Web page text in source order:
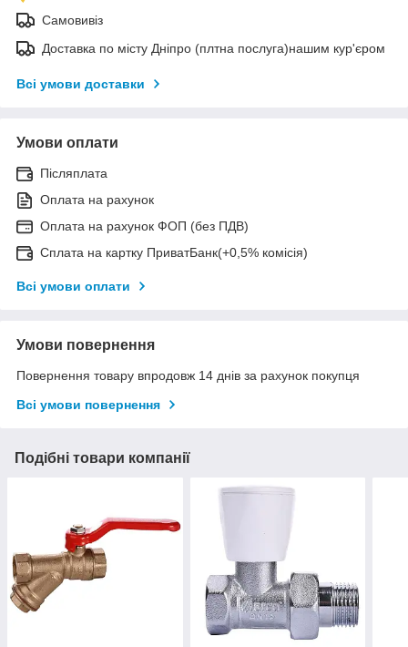
Самовивіз
Доставка по місту Дніпро (плтна послуга)нашим кур'єром
Всі умови доставки
Умови оплати
Післяплата
Оплата на рахунок
Оплата на рахунок ФОП (без ПДВ)
Сплата на картку ПриватБанк(+0,5% комісія)
Всі умови оплати
Умови повернення
Повернення товару впродовж 14 днів за рахунок покупця
Всі умови повернення
Подібні товари компанії